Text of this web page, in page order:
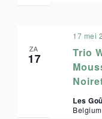
ZA
17
Trio
17 mei
Les
Belgium